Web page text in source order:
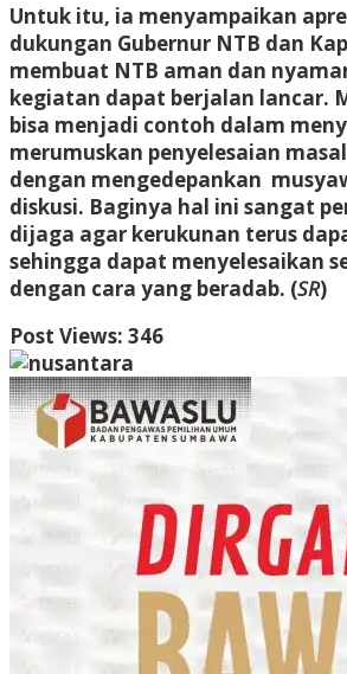
Untuk itu, ia menyampaikan
dukungan Gubernur NTB dan
membuat NTB aman dan
kegiatan dapat berjalan lancar.
bisa menjadi contoh dalam
merumuskan penyelesaian
dengan mengedepankan
diskusi. Baginya hal ini sangat
dijaga agar kerukunan terus
sehingga dapat menyelesaikan
dengan cara yang beradab. (SR)
Post Views: 346